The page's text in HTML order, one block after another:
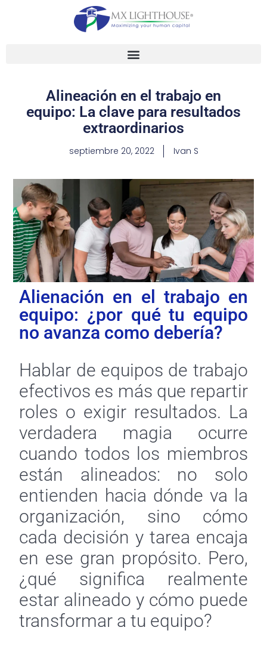
Alineación en el trabajo en
equipo: La clave para resultados
extraordinarios
septiembre 20, 2022 Ivan S
Alienación en el trabajo en
equipo: ¿por qué tu equipo
no avanza como debería?
Hablar de equipos de trabajo
efectivos es más que repartir
roles o exigir resultados. La
verdadera magia ocurre
cuando todos los miembros
están alineados: no solo
entienden hacia dónde va la
organización, sino cómo
cada decisión y tarea encaja
en ese gran propósito. Pero,
¿qué significa realmente
estar alineado y cómo puede
transformar a tu equipo?